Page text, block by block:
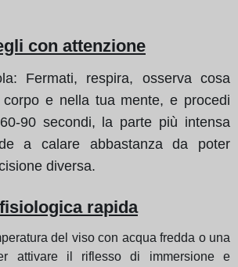
con attenzione
Fermati, respira, osserva cosa
e nella tua mente, e procedi
90 secondi, la parte più intensa
a calare abbastanza da poter
diversa.
rapida
del viso con acqua fredda o una
attivare il riflesso di immersione e